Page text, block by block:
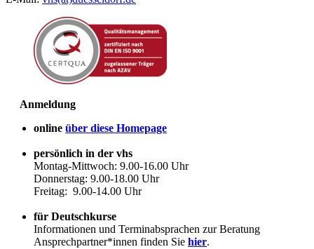
Anmeldung
online über diese Homepage
persönlich in der vhs
Montag-Mittwoch: 9.00-16.00 Uhr
Donnerstag: 9.00-18.00 Uhr
Freitag: 9.00-14.00 Uhr
für Deutschkurse
Informationen und Terminabsprachen zur Beratung
Ansprechpartner*innen finden Sie hier.